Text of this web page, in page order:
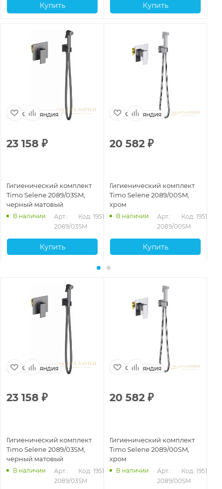
Купить Купить
Финляндия
23 158 ₽
Гигиенический комплект
Timo Selene 2089/03SM,
черный матовый
В наличии
Арт.:
2089/03SM
Код: 19518
Купить
Финляндия
20 582 ₽
Гигиенический комплект
Timo Selene 2089/00SM,
хром
В наличии
Арт.:
2089/00SM
Код: 19517
Купить
Финляндия
23 158 ₽
Гигиенический комплект
Timo Selene 2089/03SM,
черный матовый
В наличии
Арт.:
2089/03SM
Код: 19518
Финляндия
20 582 ₽
Гигиенический комплект
Timo Selene 2089/00SM,
хром
В наличии
Арт.:
2089/00SM
Код: 19517